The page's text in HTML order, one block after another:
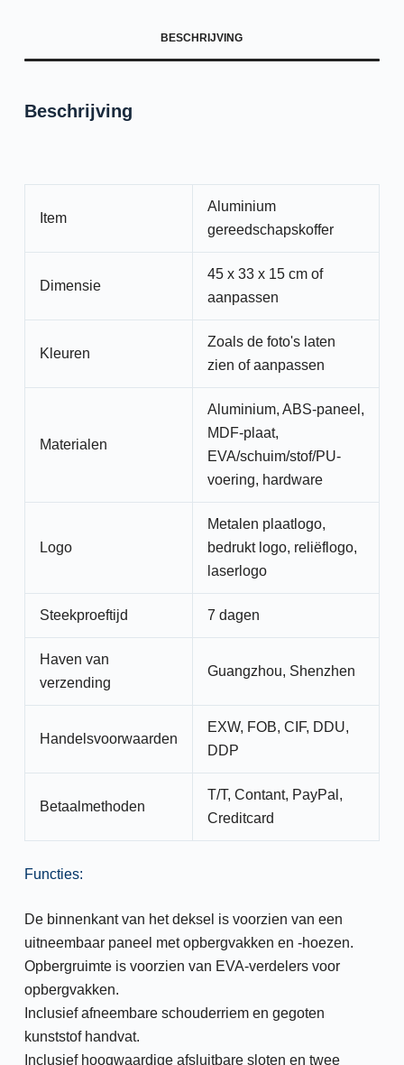
BESCHRIJVING
Beschrijving
Item
Aluminium
gereedschapskoffer
Dimensie
45 x 33 x 15 cm of
aanpassen
Kleuren
Zoals de foto's laten
zien of aanpassen
Materialen
Aluminium, ABS-paneel,
MDF-plaat,
EVA/schuim/stof/PU-
voering, hardware
Logo
Metalen plaatlogo,
bedrukt logo, reliëflogo,
laserlogo
Steekproeftijd 7 dagen
Haven van
verzending
Guangzhou, Shenzhen
Handelsvoorwaarden
EXW, FOB, CIF, DDU,
DDP
Betaalmethoden
T/T, Contant, PayPal,
Creditcard
Functies:
De binnenkant van het deksel is voorzien van een
uitneembaar paneel met opbergvakken en -hoezen.
Opbergruimte is voorzien van EVA-verdelers voor
opbergvakken.
Inclusief afneembare schouderriem en gegoten
kunststof handvat.
Inclusief hoogwaardige afsluitbare sloten en twee